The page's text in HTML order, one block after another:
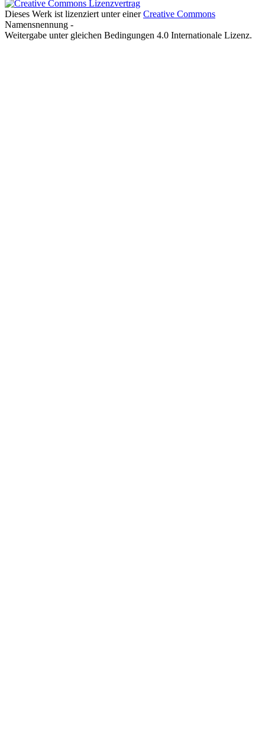
Dieses Werk ist lizenziert unter einerCreative Commons
Namensnennung -
Weitergabe unter gleichen Bedingungen 4.0 Internationale Lizenz.